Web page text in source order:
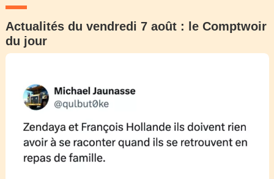
Actualités du vendredi 7 août : le Comptwoir
du jour